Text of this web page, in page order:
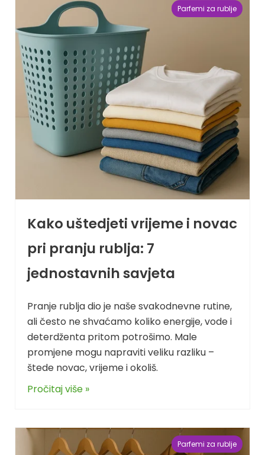
Parfemi za rublje
Kako uštedjeti vrijeme i novac
pri pranju rublja: 7
jednostavnih savjeta
Pranje rublja dio je naše svakodnevne rutine,
ali često ne shvaćamo koliko energije, vode i
deterdženta pritom potrošimo. Male
promjene mogu napraviti veliku razliku –
štede novac, vrijeme i okoliš.
Pročitaj više »
Parfemi za rublje